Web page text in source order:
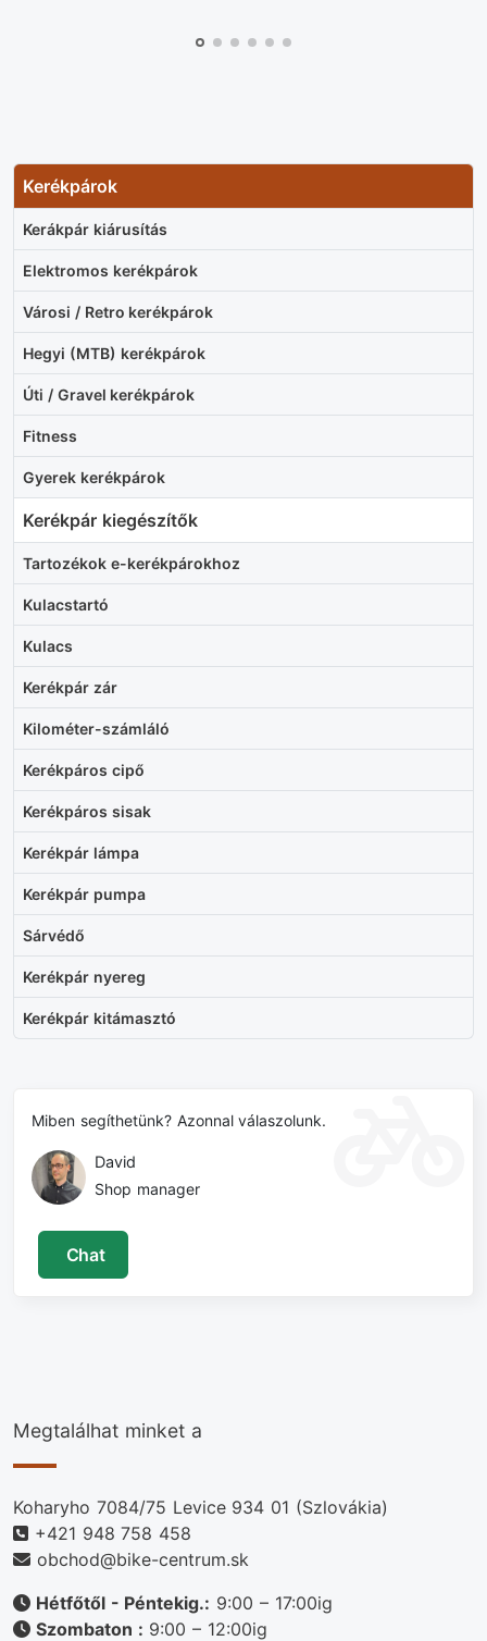
Kerékpárok
Kerákpár kiárusítás
Elektromos kerékpárok
Városi / Retro kerékpárok
Hegyi (MTB) kerékpárok
Úti / Gravel kerékpárok
Fitness
Gyerek kerékpárok
Kerékpár kiegészítők
Tartozékok e-kerékpárokhoz
Kulacstartó
Kulacs
Kerékpár zár
Kilométer-számláló
Kerékpáros cipő
Kerékpáros sisak
Kerékpár lámpa
Kerékpár pumpa
Sárvédő
Kerékpár nyereg
Kerékpár kitámasztó
Miben segíthetünk? Azonnal válaszolunk.
David
Shop manager
Chat
Megtalálhat minket a
Koharyho 7084/75 Levice 934 01 (Szlovákia)
+421 948 758 458
obchod@bike-centrum.sk
Hétfőtől - Péntekig.: 9:00 – 17:00ig
Szombaton : 9:00 – 12:00ig